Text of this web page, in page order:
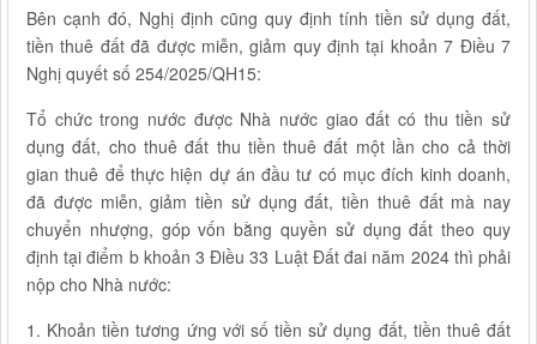
Bên cạnh đó, Nghị định cũng quy định tính tiền sử dụng đất,
tiền thuê đất đã được miễn, giảm quy định tại khoản 7 Điều 7
Nghị quyết số 254/2025/QH15:
Tổ chức trong nước được Nhà nước giao đất có thu tiền sử
dụng đất, cho thuê đất thu tiền thuê đất một lần cho cả thời
gian thuê để thực hiện dự án đầu tư có mục đích kinh doanh,
đã được miễn, giảm tiền sử dụng đất, tiền thuê đất mà nay
chuyển nhượng, góp vốn bằng quyền sử dụng đất theo quy
định tại điểm b khoản 3 Điều 33 Luật Đất đai năm 2024 thì phải
nộp cho Nhà nước:
1. Khoản tiền tương ứng với số tiền sử dụng đất, tiền thuê đất